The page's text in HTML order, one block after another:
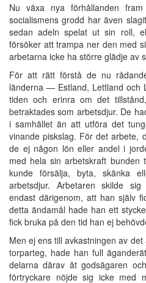
Nu växa nya förhållanden
socialismens grodd har även
sedan adeln spelat ut sin roll,
försöker att trampa ner den med
arbetarna icke ha större glädje av
För att rätt förstå de nu
länderna — Estland, Lettland
tiden och erinra om det
betraktades som arbetsdjur. De
i samhället än att utföra det
vinande piskslag. För det arbete,
de ej någon lön eller andel i
med hela sin arbetskraft bunden
kunde försälja, byta, skänka
arbetsdjur. Arbetaren skilde
endast därigenom, att han själv
detta ändamål hade han ett
fick bruka på den tid han ej
Men ej ens till avkastningen av
torparteg, hade han full
delarna därav åt godsägaren
förtryckare nöjde sig icke med